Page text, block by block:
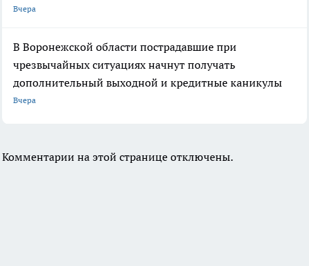
Вчера
В Воронежской области пострадавшие при
чрезвычайных ситуациях начнут получать
дополнительный выходной и кредитные каникулы
Вчера
Комментарии на этой странице отключены.